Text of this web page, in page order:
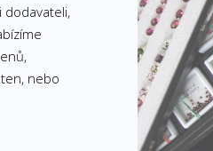
dodavateli,
nebo